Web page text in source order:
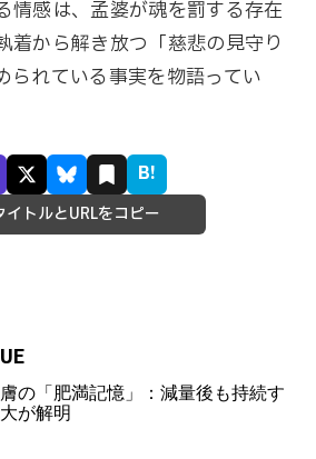
情感は、孟婆が魂を罰する存在
着から解き放つ「慈悲の見守り
られている事実を物語ってい
B!
イトルとURLをコピー
の「肥満記憶」：減量後も持続す
が解明